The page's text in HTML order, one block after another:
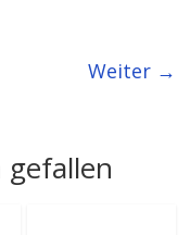
Weiter →
gefallen